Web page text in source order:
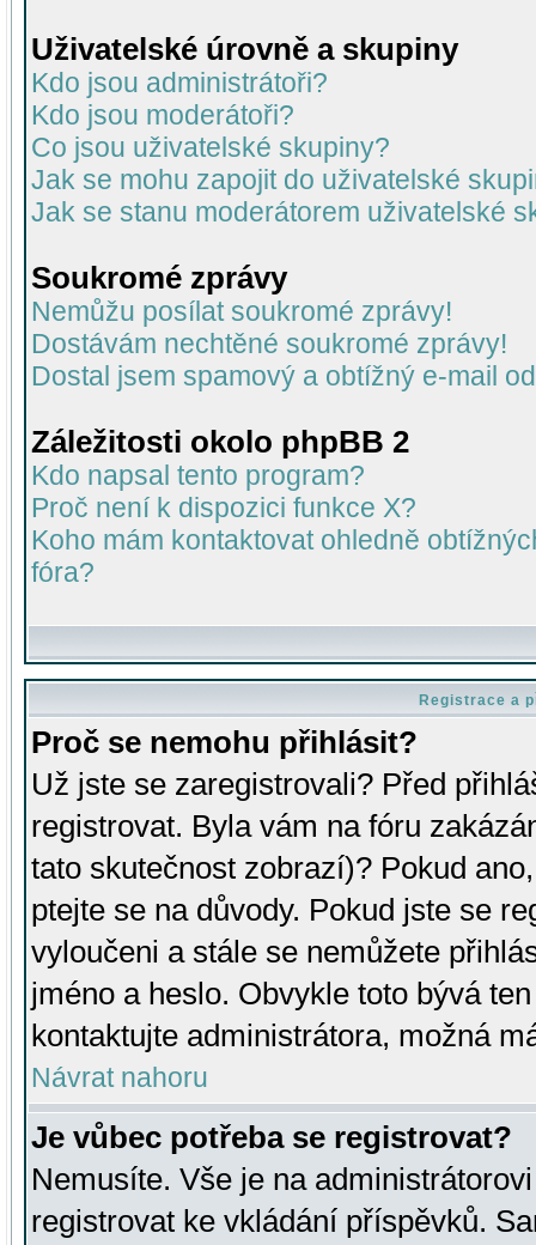
Uživatelské úrovně a skupiny
Kdo jsou administrátoři?
Kdo jsou moderátoři?
Co jsou uživatelské skupiny?
Jak se mohu zapojit do uživatelské
Jak se stanu moderátorem uživatelské
Soukromé zprávy
Nemůžu posílat soukromé zprávy!
Dostávám nechtěné soukromé zprávy!
Dostal jsem spamový a obtížný e-mail
Záležitosti okolo phpBB 2
Kdo napsal tento program?
Proč není k dispozici funkce X?
Koho mám kontaktovat ohledně
fóra?
Registrace a
Proč se nemohu přihlásit?
Už jste se zaregistrovali? Před
registrovat. Byla vám na fóru
tato skutečnost zobrazí)? Pokud
ptejte se na důvody. Pokud jste se
vyloučeni a stále se nemůžete
jméno a heslo. Obvykle toto bývá
kontaktujte administrátora, možná
Návrat nahoru
Je vůbec potřeba se registrovat?
Nemusíte. Vše je na
registrovat ke vkládání příspěvků.